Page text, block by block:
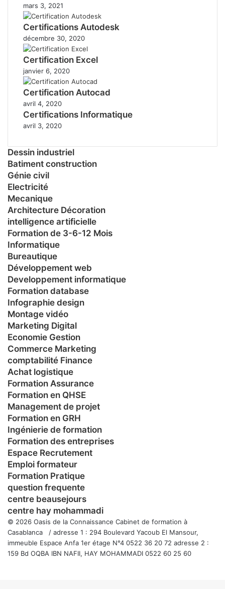
mars 3, 2021
Certifications Autodesk
décembre 30, 2020
Certification Excel
janvier 6, 2020
Certification Autocad
avril 4, 2020
Certifications Informatique
avril 3, 2020
Dessin industriel
Batiment construction
Génie civil
Electricité
Mecanique
Architecture Décoration
intelligence artificielle
Formation de 3-6-12 Mois
Informatique
Bureautique
Développement web
Developpement informatique
Formation database
Infographie design
Montage vidéo
Marketing Digital
Economie Gestion
Commerce Marketing
comptabilité Finance
Achat logistique
Formation Assurance
Formation en QHSE
Management de projet
Formation en GRH
Ingénierie de formation
Formation des entreprises
Espace Recrutement
Emploi formateur
Formation Pratique
question frequente
centre beausejours
centre hay mohammadi
© 2026 Oasis de la Connaissance Cabinet de formation à
Casablanca / adresse 1 : 294 Boulevard Yacoub El Mansour,
immeuble Espace Anfa 1er étage N°4 0522 36 20 72 adresse 2 :
159 Bd OQBA IBN NAFII, HAY MOHAMMADI 0522 60 25 60